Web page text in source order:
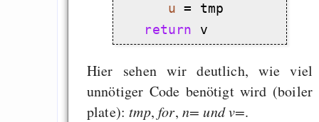
u = tmp
return
Hier sehen wir deutlich, wie viel
unnötiger Code benötigt wird (boiler
plate):tmp,for, n= und v=.